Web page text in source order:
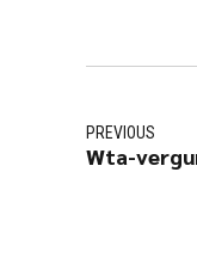
PREVIOUS
Wta-